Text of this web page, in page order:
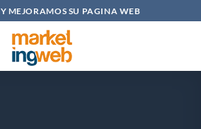
MEJORAMOS SU PAGINA WEB